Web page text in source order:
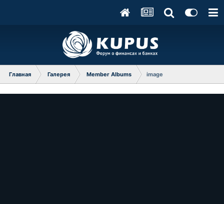
Главная Галерея Member Albums image